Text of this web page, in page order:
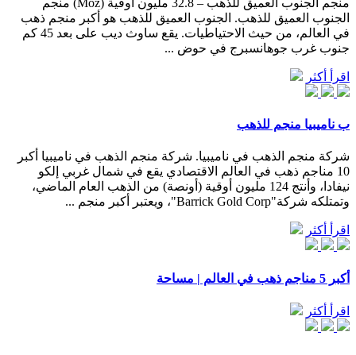
الجنوب العميق للذهب. الجنوب العميق للذهب هو أكبر منجم ذهب
في العالم، من حيث الاحتياطيات. يقع ساوث ديب على بعد 45 كم
جنوب غرب جوهانسبرج في حوض ...
اقرأ أكثر
ب ناميبيا منجم للذهب
شركة منجم الذهب في ناميبيا. شركة منجم الذهب في ناميبيا أكبر
10 مناجم ذهب في العالم الاقتصادي يقع في شمال غربي إلكو
نيفادا، وأنتج 124 مليون أوقية (أونصة) من الذهب العام الماضي،
وتمتلكه شركة"Barrick Gold Corp"، ويعتبر أكبر منجم ...
اقرأ أكثر
أكبر 5 مناجم ذهب في العالم | مساحة
اقرأ أكثر